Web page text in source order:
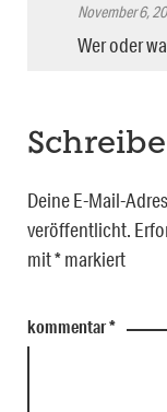
November 6,
Wer oder
Deine E-Mail-
veröffentlicht.
mit*markiert
kommentar*